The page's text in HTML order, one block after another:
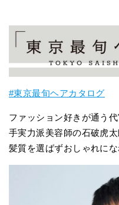
#東京最旬ヘアカタログ
ファッション好きが通う
手実力派美容師の石破虎
髪質を選ばずおしゃれにな